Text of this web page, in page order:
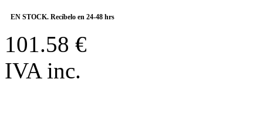
EN STOCK. Recíbelo en 24-48 hrs
101.58 €
IVA inc.